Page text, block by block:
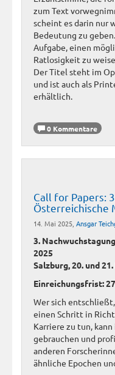
zum Text
scheint es darin nur
Bedeutung zu
Aufgabe, einen
Ratlosigkeit zu
Der Titel steht im
und ist auch als
erhältlich.
0 Kommentare
Call for Papers:
Österreichische
14. Mai 2025, Ansgar
3.
2025
Salzburg, 20. und
Einreichungsfrist:
Wer sich
einen Schritt in
Karriere zu tun,
gebrauchen und
anderen
ähnliche Epochen